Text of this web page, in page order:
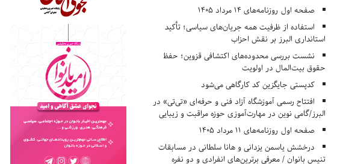
صفحه اول روزنامه‌های 14 مرداد 1405
استفاده از ظرفیت همه جریان‌های سیاسی؛ تأکید
استانداری البرز بر نقش احزاب
نشست بررسی محدوده‌های اکتشافی قزوین؛ حفظ
حقوق بیت‌المال در اولویت
کدپستی جایگزین کد کارگاهی می‌شود
افتتاح رسمی آموزشگاه آزاد فنی و حرفه‌ای «تی‌تی» در
البرز/گامی نوین در مهارت‌آموزی حوزه مراقبت و زیبایی
صفحه اول روزنامه‌های 11 مرداد 1405
درخشش یاسمن یزدانی و هانا سلطانی در مسابقات
تنیس بانوان / معرفی برترین‌های انفرادی و دو نفره